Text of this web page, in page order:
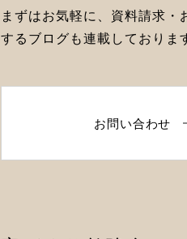
まずはお気軽に、資料請求
するブログも連載しておりま
お問い合わせ